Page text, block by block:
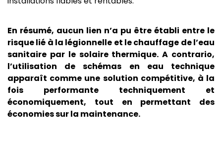
En résumé, aucun lien n’a pu être établi entre le
risque lié à la légionnelle et le chauffage de l’eau
sanitaire par le solaire thermique. A contrario,
l’utilisation de schémas en eau technique
apparaît comme une solution compétitive, à la
fois performante techniquement et
économiquement, tout en permettant des
économies sur la maintenance.